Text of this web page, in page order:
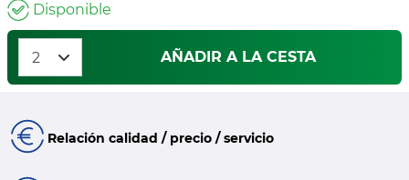
Disponible
AÑADIR A LA CESTA
Relación calidad / precio / servicio